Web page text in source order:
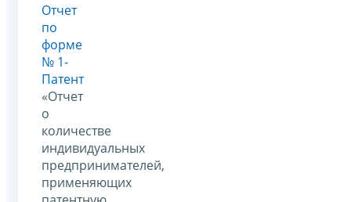
Отчет
по
форме
№ 1-
Патент
«Отчет
о
количестве
индивидуальных
предпринимателей,
применяющих